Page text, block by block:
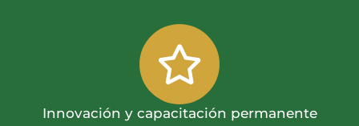
Innovación y capacitación permanente